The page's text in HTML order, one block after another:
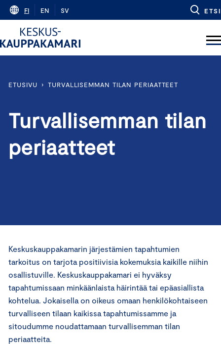
Skip
content
FI EN SV ETSI
ETUSIVU › TURVALLISEMMAN TILAN PERIAATTEET
Turvallisemman tilan
periaatteet
Keskuskauppakamarin järjestämien tapahtumien
tarkoitus on tarjota positiivisia kokemuksia kaikille niihin
osallistuville. Keskuskauppakamari ei hyväksy
tapahtumissaan minkäänlaista häirintää tai epäasiallista
kohtelua. Jokaisella on oikeus omaan henkilökohtaiseen
turvalliseen tilaan kaikissa tapahtumissamme ja
sitoudumme noudattamaan turvallisemman tilan
periaatteita.